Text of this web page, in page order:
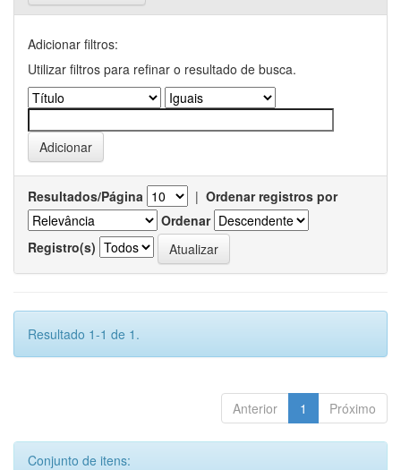
Adicionar filtros:
Utilizar filtros para refinar o resultado de busca.
Resultados/Página | Ordenar registros por
Ordenar
Registro(s)
Resultado 1-1 de 1.
Anterior 1 Próximo
Conjunto de itens: